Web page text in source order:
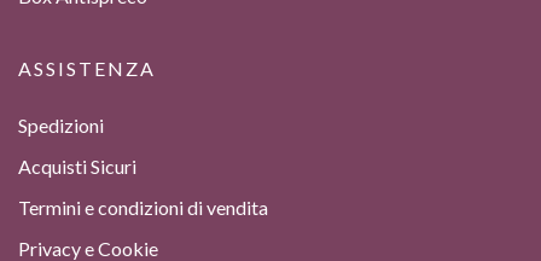
ASSISTENZA
Spedizioni
Acquisti Sicuri
Termini e condizioni di vendita
Privacy e Cookie